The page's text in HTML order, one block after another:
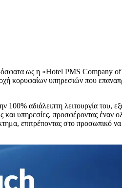
ως η «Hotel PMS Company of
κορυφαίων υπηρεσιών που
αδιάλειπτη λειτουργία του,
υπηρεσίες, προσφέροντας έναν
επιτρέποντας στο προσωπικό να